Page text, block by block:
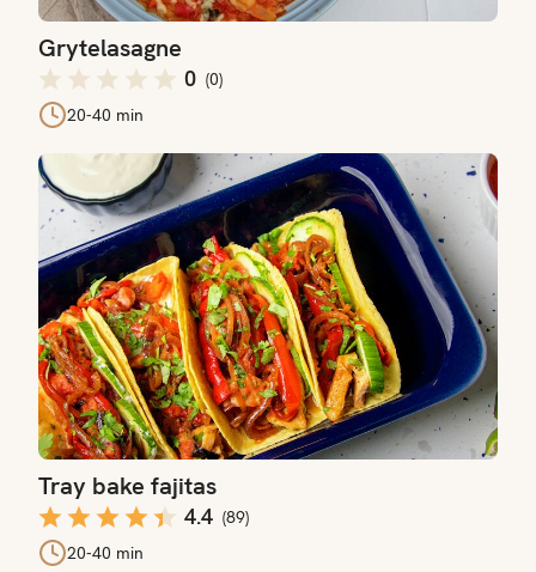
Grytelasagne
0 (0)
20-40 min
Tray bake fajitas
4.4 (89)
20-40 min
Tray bake fajitas